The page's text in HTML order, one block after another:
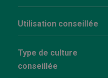
Utilisation conseillée
Type de culture
conseillée